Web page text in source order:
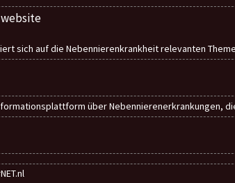
sich auf die Nebennierenkrankheit relevanten
über Nebennierenerkrankungen,